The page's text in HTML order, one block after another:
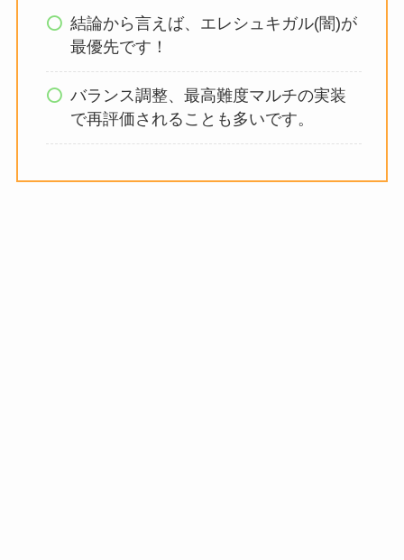
結論から言えば、エレシュキガル(闇)が
最優先です！
バランス調整、最高難度マルチの実装
で再評価されることも多いです。